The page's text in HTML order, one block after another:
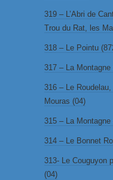
319 – L’Abri de
Trou du Rat, les
318 – Le Pointu
317 – La
316 – Le
Mouras (04)
315 – La
314 – Le Bonnet
313- Le Couguyon
(04)